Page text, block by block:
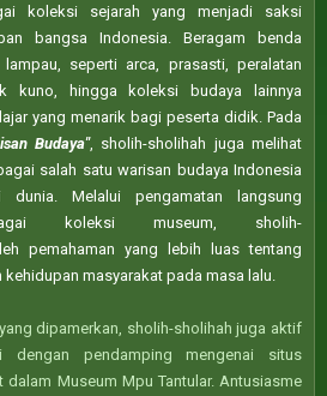
koleksi sejarah yang menjadi saksi
bangsa Indonesia. Beragam benda
seperti arca, prasasti, peralatan
kuno, hingga koleksi budaya lainnya
yang menarik bagi peserta didik. Pada
Budaya", sholih-sholihah juga melihat
salah satu warisan budaya Indonesia
Melalui pengamatan langsung
koleksi museum, sholih-
pemahaman yang lebih luas tentang
kehidupan masyarakat pada masa lalu.
dipamerkan, sholih-sholihah juga aktif
dengan pendamping mengenai situs
Museum Mpu Tantular. Antusiasme